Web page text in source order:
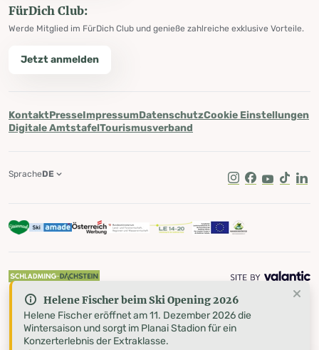
Helene Fischer beim Ski Opening 2026
Helene Fischer eröffnet am 11. Dezember 2026 die
Wintersaison und sorgt im Planai Stadion für ein
Konzerterlebnis der Extraklasse.
FürDich Club:
Werde Mitglied im FürDich Club und genieße zahlreiche exklusive Vorteile.
Jetzt anmelden
KontaktPresseImpressumDatenschutzCookie Einstellungen
Digitale AmtstafelTourismusverband
Instagram
Facebook
Youtube
Tik Tok
SpracheDE